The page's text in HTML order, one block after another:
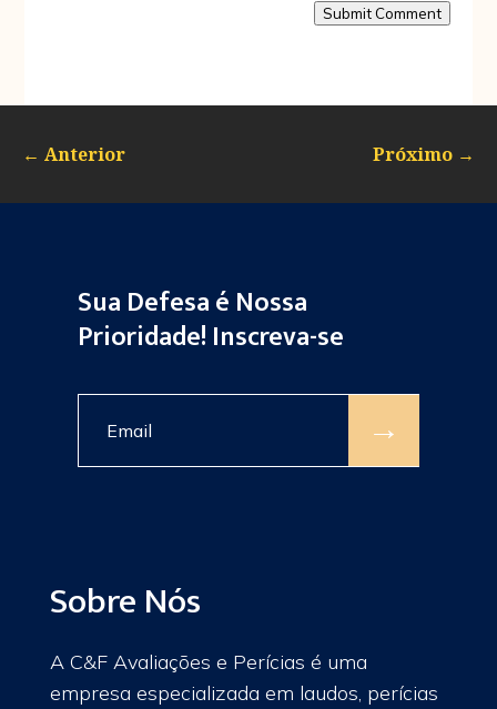
Submit Comment
← Anterior Próximo →
Sua Defesa é Nossa
Prioridade! Inscreva-se
→
Sobre Nós
A C&F Avaliações e Perícias é uma
empresa especializada em laudos, perícias